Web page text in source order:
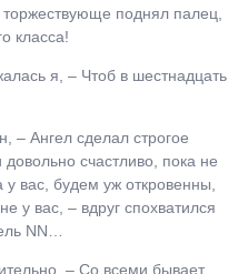
поднял палец,
класса!
я, – Чтоб в шестнадцать
– Ангел сделал строгое
счастливо, пока не
вас, будем уж откровенны,
у вас, – вдруг спохватился
NN…
– Со всеми бывает.